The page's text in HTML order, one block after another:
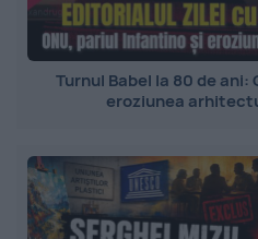
Turnul Babel la 80 de
eroziunea